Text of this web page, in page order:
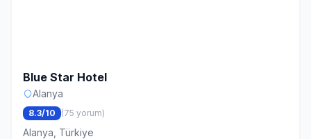
Blue Star Hotel
Alanya
8.3/10 (75 yorum)
Alanya, Türkiye